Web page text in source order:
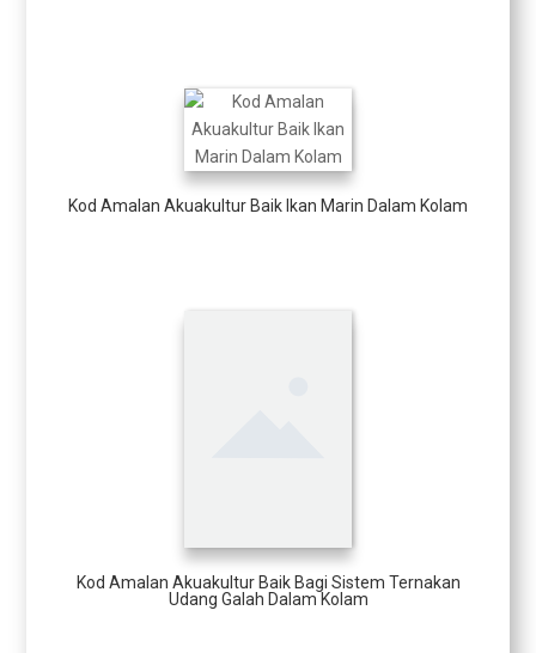
Kod Amalan Akuakultur Baik Ikan Marin Dalam Kolam
Kod Amalan Akuakultur Baik Bagi Sistem Ternakan
Udang Galah Dalam Kolam